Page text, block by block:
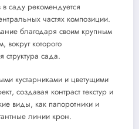
саду рекомендуется
частях композиции.
благодаря своим крупным
вокруг которого
структура сада.
кустарниками и цветущими
создавая контраст текстур и
виды, как папоротники и
линии крон.